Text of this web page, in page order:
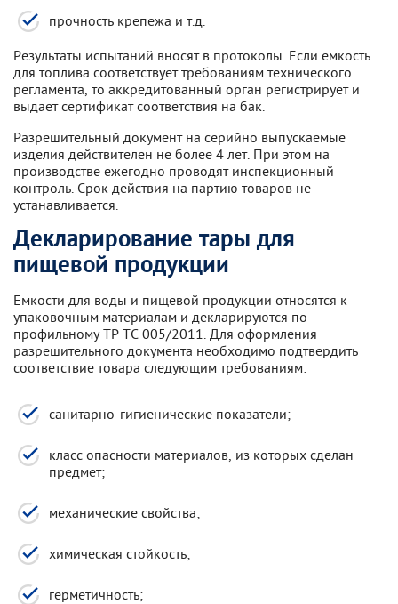
прочность крепежа и т.д.
Результаты испытаний вносят в протоколы. Если емкость
для топлива соответствует требованиям технического
регламента, то аккредитованный орган регистрирует и
выдает сертификат соответствия на бак.
Разрешительный документ на серийно выпускаемые
изделия действителен не более 4 лет. При этом на
производстве ежегодно проводят инспекционный
контроль. Срок действия на партию товаров не
устанавливается.
Декларирование тары для
пищевой продукции
Емкости для воды и пищевой продукции относятся к
упаковочным материалам и декларируются по
профильному ТР ТС 005/2011. Для оформления
разрешительного документа необходимо подтвердить
соответствие товара следующим требованиям:
санитарно-гигиенические показатели;
класс опасности материалов, из которых сделан
предмет;
механические свойства;
химическая стойкость;
герметичность;